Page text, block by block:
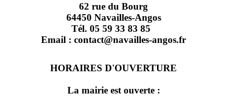
62 rue du Bourg
64450 Navailles-Angos
Tél. 05 59 33 83 85
Email : contact@navailles-angos.fr
HORAIRES D'OUVERTURE
La mairie est ouverte :